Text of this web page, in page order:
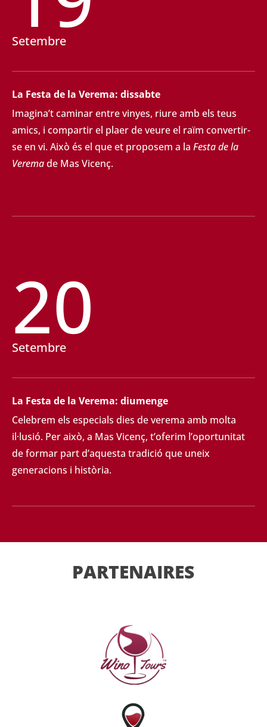
Setembre
La Festa de la Verema: dissabte
Imagina’t caminar entre vinyes, riure amb els teus
amics, i compartir el plaer de veure el raïm convertir-
se en vi. Això és el que et proposem a la Festa de la
Veremade Mas Vicenç.
20
Setembre
La Festa de la Verema: diumenge
Celebrem els especials dies de verema amb molta
il·lusió. Per això, a Mas Vicenç, t’oferim l’oportunitat
de formar part d’aquesta tradició que uneix
generacions i història.
PARTENAIRES